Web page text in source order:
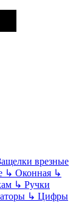
врезные
↳ Оконная ↳
↳ Ручки
↳ Цифры